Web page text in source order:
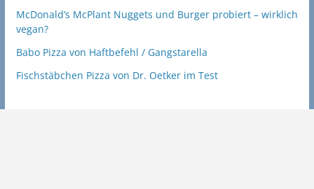
McDonald’s McPlant Nuggets und Burger probiert – wirklich
vegan?
Babo Pizza von Haftbefehl / Gangstarella
Fischstäbchen Pizza von Dr. Oetker im Test